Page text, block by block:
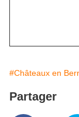
#Châteaux en
Partager